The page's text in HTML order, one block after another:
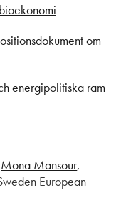
om
energipolitiska ram
Mona Mansour,
European